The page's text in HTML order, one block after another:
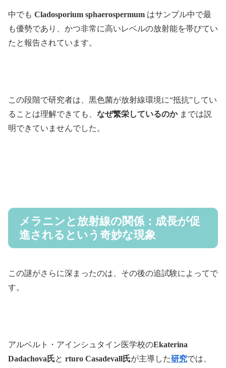
中でも Cladosporium sphaerospermum はサンプル中で最
も優勢であり、かつ非常に高いレベルの放射能を帯びてい
たと報告されています。
この段階で研究者は、黒色菌が放射線環境に“抵抗”してい
ることは理解できても、 なぜ繁栄しているのかまでは説
明できていませんでした。
メラニンと放射線の関係：成長が促
進されるという奇妙な現象
この謎がさらに深まったのは、その後の追試験によってで
す。
アルベルト・アインシュタイン医学校のEkaterina
Dadachova氏と rturo Casadevall氏が主導した研究では、